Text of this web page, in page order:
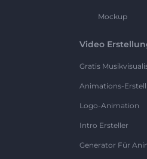
Mockup
Video
Gratis
Animations-
Logo-Animation
Intro Ersteller
Generator Für